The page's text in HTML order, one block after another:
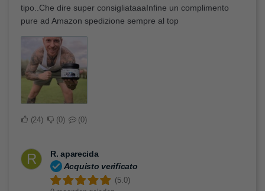
tipo..Che dire super consigliataaaInfine un complimento
pure ad Amazon spedizione sempre al top
24 0 0
R
R. aparecida
Acquisto verificato
(5.0)